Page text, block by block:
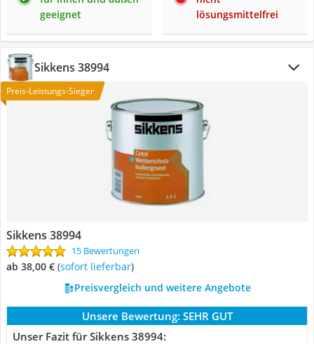
geeignet
lösungsmittelfrei
Sikkens 38994
Preis-Leistungs-Sieger
Sikkens 38994
15 Bewertungen
ab 38,00 € ( Sofort lieferbar)
Preisvergleich und weitere Angebote
Unsere Bewertung: SEHR GUT
Unser Fazit für Sikkens 38994: